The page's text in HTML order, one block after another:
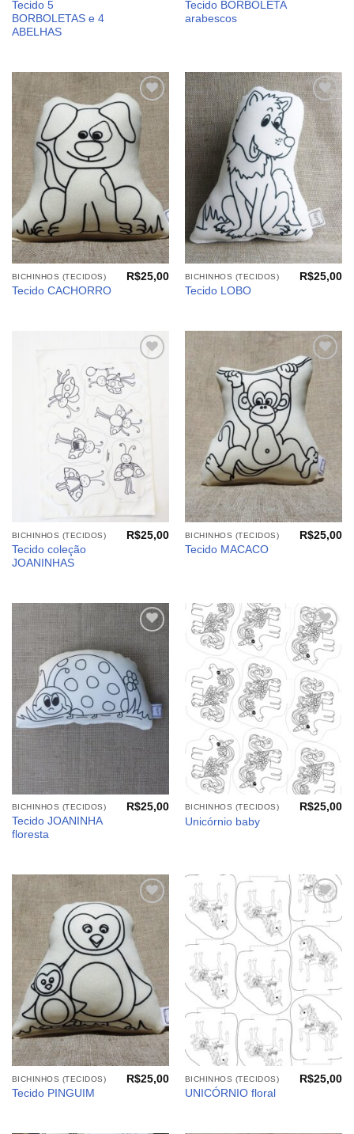
Tecido 5
BORBOLETAS e 4
ABELHAS
Tecido BORBOLETA
arabescos
Adicionar
meus
desejos
BICHINHOS (TECIDOS)
Tecido CACHORRO
R$25,00
Adicionar
aos
meus
desejos
BICHINHOS (TECIDOS)
Tecido LOBO
R$25,00
Adicionar
aos
BICHINHOS (TECIDOS)
Tecido coleção
JOANINHAS
R$25,00
Adicionar
aos
meus
desejos
BICHINHOS (TECIDOS)
Tecido MACACO
R$25,00
Adicionar
aos
meus
desejos
BICHINHOS (TECIDOS)
Tecido JOANINHA
floresta
R$25,00
Adicionar
aos
meus
desejos
BICHINHOS (TECIDOS)
Unicórnio baby
R$25,00
Adicionar
aos
meus
desejos
BICHINHOS (TECIDOS)
Tecido PINGUIM
R$25,00
Adicionar
aos
meus
desejos
BICHINHOS (TECIDOS)
UNICÓRNIO floral
R$25,00